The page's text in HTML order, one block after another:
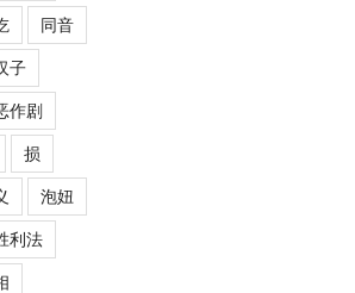
同音
子
作剧
损
泡妞
利法